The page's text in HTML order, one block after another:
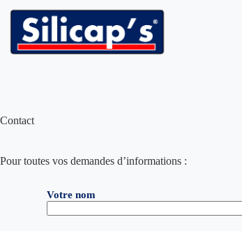
contenu
Contact
Pour toutes vos demandes d’informations :
Votre nom